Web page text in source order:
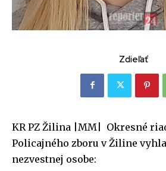
Zdieľať
KR PZ Žilina |MM| Okresné
Policajného zboru v Žiline
nezvestnej osobe: